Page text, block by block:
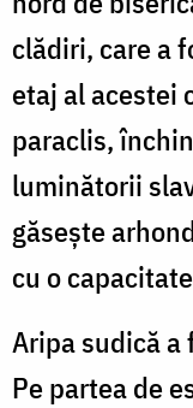
clădiri, care a
etaj al acestei
paraclis,
luminătorii
găseşte
cu o
Aripa sudică
Pe partea de